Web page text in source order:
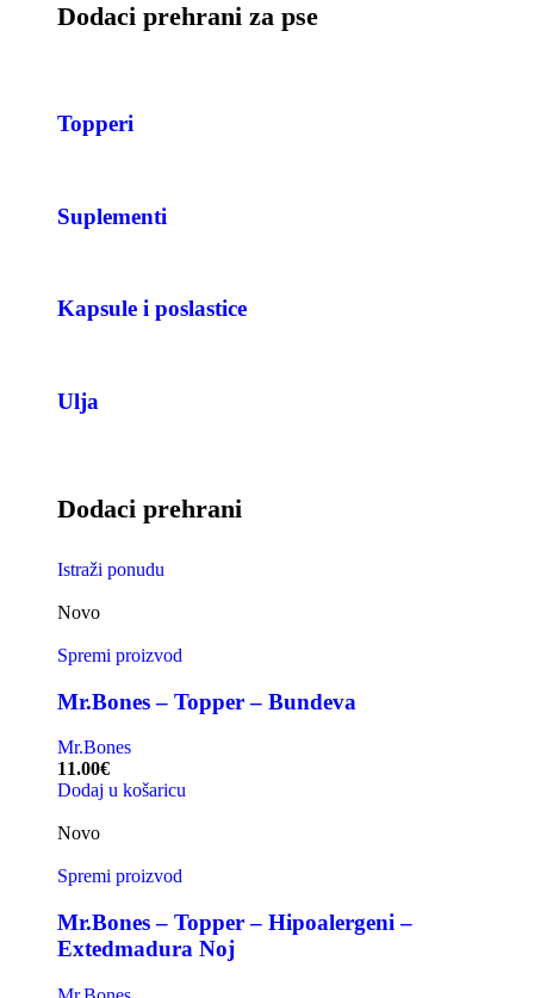
Dodaci prehrani za pse
Topperi
Suplementi
Kapsule i poslastice
Ulja
Dodaci prehrani
Istraži ponudu
Novo
Spremi proizvod
Mr.Bones – Topper – Bundeva
Mr.Bones
11.00€
Dodaj u košaricu
Novo
Spremi proizvod
Mr.Bones – Topper – Hipoalergeni –
Extedmadura Noj